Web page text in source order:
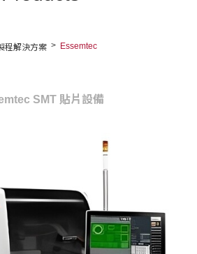
程解決方案
Essemtec
SMT 貼片設備
匯款通知